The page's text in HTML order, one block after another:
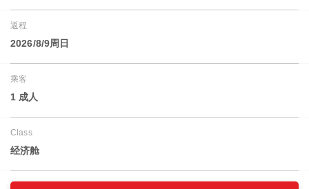
返程
2026/8/9周日
乘客
1 成人
Class
经济舱